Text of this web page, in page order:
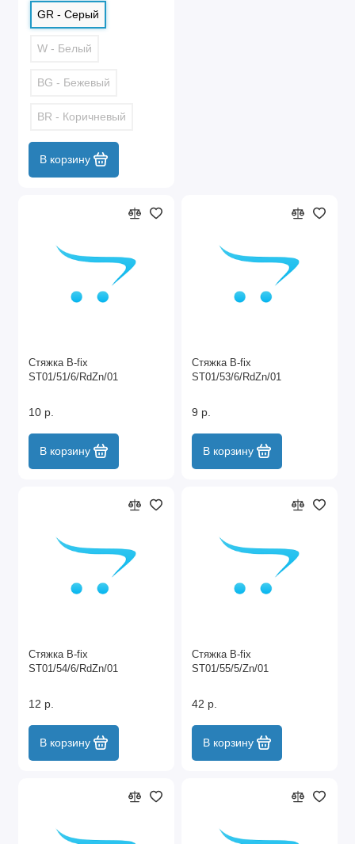
GR - Серый
W - Белый
BG - Бежевый
BR - Коричневый
В корзину
Стяжка B-fix
ST01/51/6/RdZn/01
10 р.
В корзину
Стяжка B-fix
ST01/53/6/RdZn/01
9 р.
В корзину
Стяжка B-fix
ST01/54/6/RdZn/01
12 р.
В корзину
Стяжка B-fix
ST01/55/5/Zn/01
42 р.
В корзину